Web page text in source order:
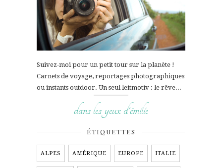
Suivez-moi pour un petit tour sur la planète !
Carnets de voyage, reportages photographiques
ou instants outdoor. Un seul leitmotiv : le rêve...
dans les yeux d'émilie
ÉTIQUETTES
ALPES AMÉRIQUE EUROPE ITALIE